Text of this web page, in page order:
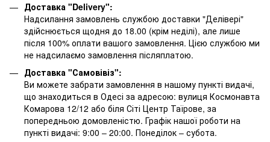
Доставка "Delivery":
Надсилання замовлень службою доставки "Делівері"
здійснюється щодня до 18.00 (крім неділі), але лише
після 100% оплати вашого замовлення. Цією службою ми
не надсилаємо замовлення післяплатою.
Доставка "Самовівіз":
Ви можете забрати замовлення в нашому пункті видачі,
що знаходиться в Одесі за адресою: вулиця Космонавта
Комарова 12/12 або біля Сіті Центр Таїрове, за
попередньою домовленістю. Графік нашої роботи на
пункті видачі: 9:00 – 20:00. Понеділок – субота.